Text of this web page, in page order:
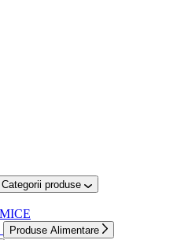
Categorii produse
Produse Alimentare